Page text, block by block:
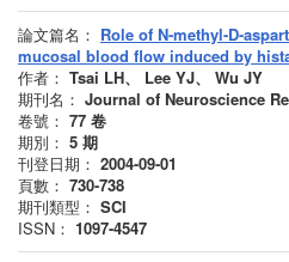
論文篇名： Role of N-methyl-D-
mucosal blood flow induced by
作者： Tsai LH、 Lee YJ、 Wu JY
期刊名： Journal of Neuroscience
卷號： 77 卷
期別： 5 期
刊登日期： 2004-09-01
頁數： 730-738
期刊類型： SCI
ISSN： 1097-4547